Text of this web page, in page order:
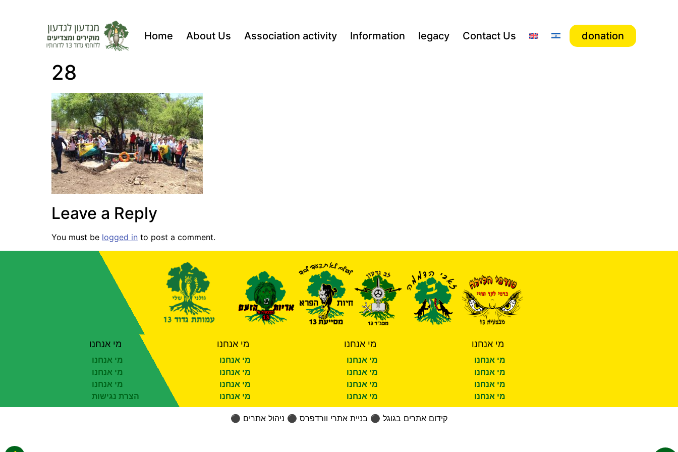
Home About Us Association activity Information legacy Contact Us donation
28
Leave a Reply
You must be logged in to post a comment.
מי אנחנו
מי אנחנו
מי אנחנו
מי אנחנו
הצרת נגישות
מי אנחנו
מי אנחנו
מי אנחנו
מי אנחנו
מי אנחנו
מי אנחנו
מי אנחנו
מי אנחנו
מי אנחנו
מי אנחנו
מי אנחנו
מי אנחנו
מי אנחנו
מי אנחנו
מי אנחנו
⚫ קידום אתרים בגוגל ⚫ בניית אתרי וורדפרס ⚫ ניהול אתרים